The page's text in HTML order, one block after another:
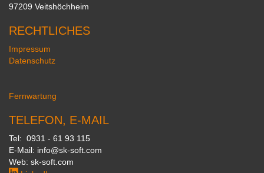
97209 Veitshöchheim
RECHTLICHES
Impressum
Datenschutz
Fernwartung
TELEFON, E-MAIL
Tel: 0931 - 61 93 115
E-Mail: info@sk-soft.com
Web: sk-soft.com